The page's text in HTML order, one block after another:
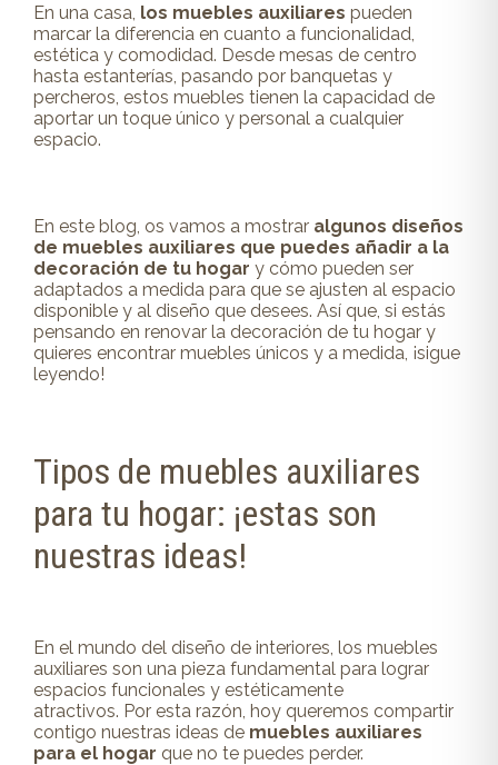
En una casa, los muebles auxiliares pueden
marcar la diferencia en cuanto a funcionalidad,
estética y comodidad. Desde mesas de centro
hasta estanterías, pasando por banquetas y
percheros, estos muebles tienen la capacidad de
aportar un toque único y personal a cualquier
espacio.
En este blog, os vamos a mostrar algunos diseños
de muebles auxiliares que puedes añadir a la
decoración de tu hogar y cómo pueden ser
adaptados a medida para que se ajusten al espacio
disponible y al diseño que desees. Así que, si estás
pensando en renovar la decoración de tu hogar y
quieres encontrar muebles únicos y a medida, ¡sigue
leyendo!
Tipos de muebles auxiliares
para tu hogar: ¡estas son
nuestras ideas!
En el mundo del diseño de interiores, los muebles
auxiliares son una pieza fundamental para lograr
espacios funcionales y estéticamente
atractivos. Por esta razón, hoy queremos compartir
contigo nuestras ideas de muebles auxiliares
para el hogar que no te puedes perder.